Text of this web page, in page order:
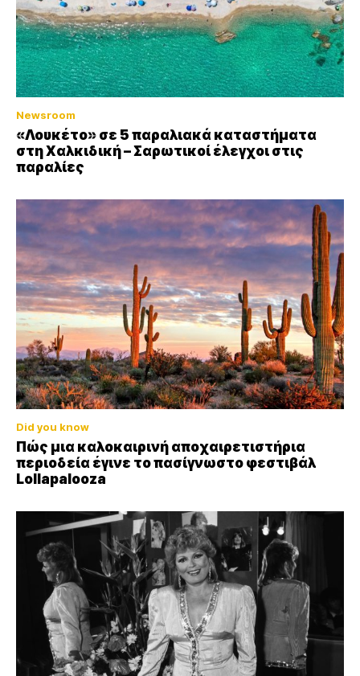
Newsroom
«Λουκέτο» σε 5 παραλιακά καταστήματα
στη Χαλκιδική – Σαρωτικοί έλεγχοι στις
παραλίες
Did you know
Πώς μια καλοκαιρινή αποχαιρετιστήρια
περιοδεία έγινε το πασίγνωστο φεστιβάλ
Lollapalooza